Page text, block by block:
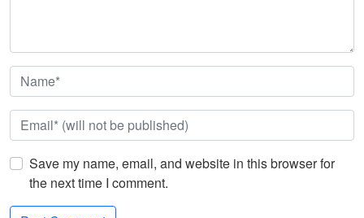
Save my name, email, and website in this browser for
the next time I comment.